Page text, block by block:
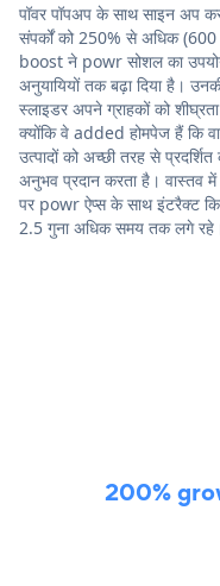
पॉवर पॉपअप के साथ साइन
संपर्कों को 250% से अधिक
boost ने powr सोशल का
अनुयायियों तक बढ़ा दिया है।
स्लाइडर अपने ग्राहकों को
क्योंकि वे added होमपेज हैं कि
उत्पादों को अच्छी तरह से
अनुभव प्रदान करता है। वास्तव
पर powr ऐप्स के साथ इंटरैक्ट
2.5 गुना अधिक समय तक लगे रहे।
200%